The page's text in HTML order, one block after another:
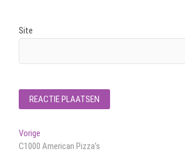
Site
Bericht
navigatie
Vorige
bericht:
C1000 American Pizza’s